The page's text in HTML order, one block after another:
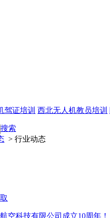
驾证培训 西北无人机教员培训
搜索
> 行业动态
空科技有限公司成立10周年！